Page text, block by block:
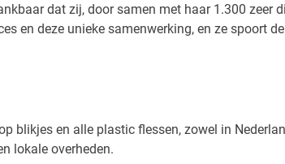
dat zij, door samen met haar 1.300 zeer
en deze unieke samenwerking, en ze spoort
blikjes en alle plastic flessen, zowel in
lokale overheden.